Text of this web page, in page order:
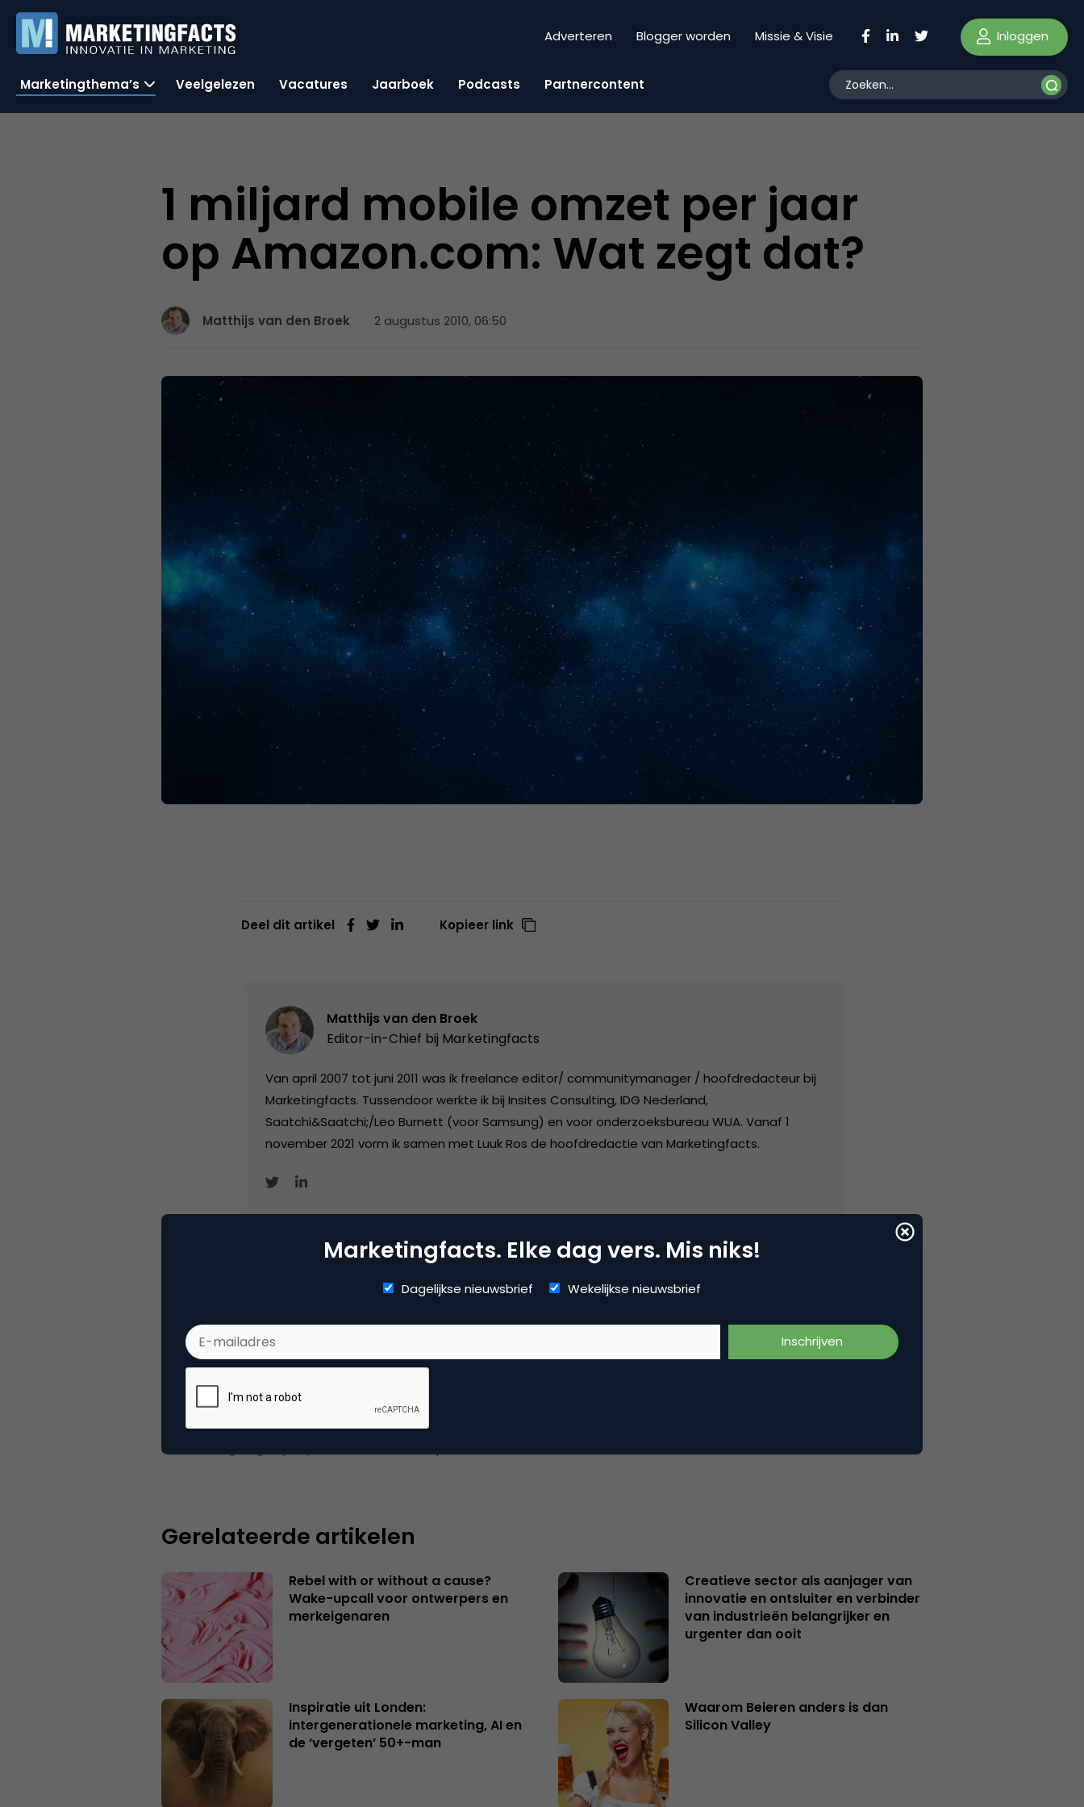
Adverteren Blogger worden Missie & Visie Inloggen
Marketingthema’s Veelgelezen Vacatures Jaarboek Podcasts Partnercontent
1 miljard mobile omzet per jaar
op Amazon.com: Wat zegt dat?
Matthijs van den Broek 2 augustus 2010, 06:50
Deel dit artikel Kopieer link
Matthijs van den Broek
Editor-in-Chief bij Marketingfacts
Van april 2007 tot juni 2011 was ik freelance editor/ communitymanager / hoofdredacteur bij
Marketingfacts. Tussendoor werkte ik bij Insites Consulting, IDG Nederland,
Saatchi&Saatchi;/Leo Burnett (voor Samsung) en voor onderzoeksbureau WUA. Vanaf 1
november 2021 vorm ik samen met Luuk Ros de hoofdredactie van Marketingfacts.
Tags e-business
Plaats reactie
Je moet
Gerelateerde artikelen
Rebel with or without a cause?
Wake-upcall voor ontwerpers en
merkeigenaren
Creatieve sector als aanjager van
innovatie en ontsluiter en verbinder
van industrieën belangrijker en
urgenter dan ooit
Inspiratie uit Londen:
intergenerationele marketing, AI en
de ‘vergeten’ 50+-man
Waarom Beieren anders is dan
Silicon Valley
Marketingfacts. Elke dag vers. Mis niks!
Dagelijkse nieuwsbrief Wekelijkse nieuwsbrief